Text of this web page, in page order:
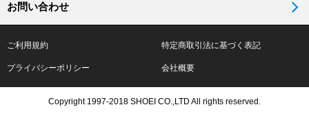
お問い合わせ
ご利用規約 特定商取引法に基づく表記
プライバシーポリシー 会社概要
Copyright 1997-2018 SHOEI CO.,LTD All rights reserved.